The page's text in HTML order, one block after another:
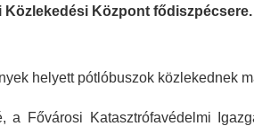
Közlekedési Központ fődiszpécsere.
helyett pótlóbuszok közlekednek
a Fővárosi Katasztrófavédelmi